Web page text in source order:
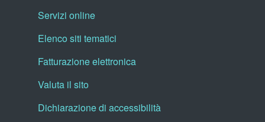
Servizi online
Elenco siti tematici
Fatturazione elettronica
Valuta il sito
Dichiarazione di accessibilità